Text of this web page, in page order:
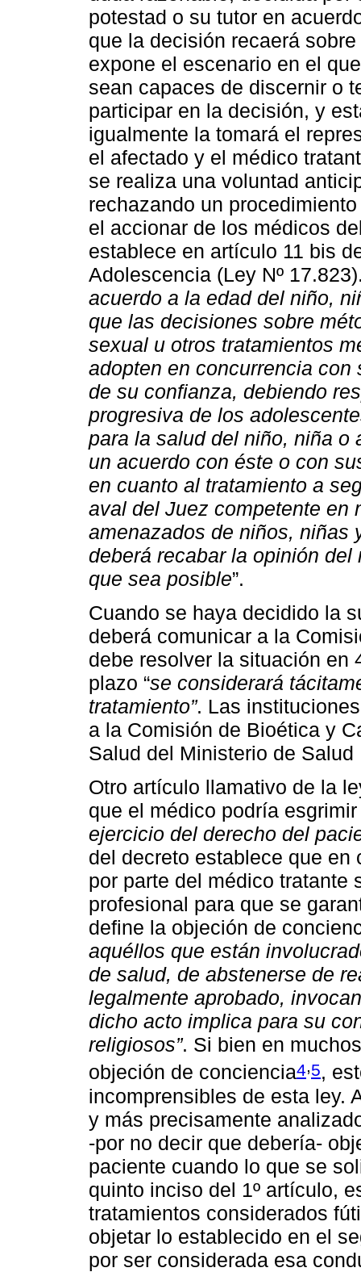
potestad o su tutor en
que la decisión recaerá
expone el escenario en el
sean capaces de discernir o
participar en la decisión, y
igualmente la tomará el
el afectado y el médico
se realiza una voluntad
rechazando un
el accionar de los médicos
establece en artículo 11 bis
Adolescencia (Ley Nº
acuerdo a la edad del niño,
que las decisiones sobre
sexual u otros tratamientos
adopten en concurrencia
de su confianza, debiendo
progresiva de los
para la salud del niño, niña o
un acuerdo con éste o con
en cuanto al tratamiento a
aval del Juez competente en
amenazados de niños, niñas
deberá recabar la opinión
que sea posible”.
Cuando se haya decidido la
deberá comunicar a la
debe resolver la situación en
plazo “se considerará
tratamiento”. Las
a la Comisión de Bioética y
Salud del Ministerio de Salud
Otro artículo llamativo de la
que el médico podría
ejercicio del derecho del
del decreto establece que
por parte del médico tratante
profesional para que se
define la objeción de
aquéllos que están
de salud, de abstenerse de
legalmente aprobado,
dicho acto implica para su
religiosos”. Si bien en
objeción de conciencia4,5,
incomprensibles de esta ley.
y más precisamente
-por no decir que debería-
paciente cuando lo que se
quinto inciso del 1º artículo,
tratamientos considerados
objetar lo establecido en el
por ser considerada esa